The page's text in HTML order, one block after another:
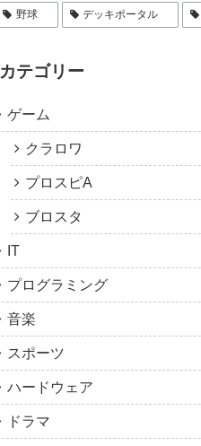
野球 デッキポータル
カテゴリー
ゲーム
クラロワ
プロスピA
ブロスタ
IT
プログラミング
音楽
スポーツ
ハードウェア
ドラマ